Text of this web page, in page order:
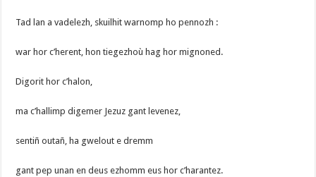
Tad lan a vadelezh, skuilhit warnomp ho pennozh :
war hor c’herent, hon tiegezhoù hag hor mignoned.
Digorit hor c’halon,
ma c’hallimp digemer Jezuz gant levenez,
sentiñ outañ, ha gwelout e dremm
gant pep unan en deus ezhomm eus hor c’harantez.